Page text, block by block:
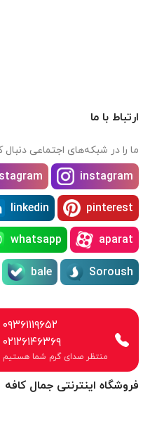
فروشگاه اینترنتی جمال کافه
ارتباط با ما
ما را در شبکه‌های اجتماعی دنبال
instagram
pinterest
linkedin
aparat
whatsapp
Soroush
bale
۰۹۳۶۱۱۱۹۶۵۲
۰۲۱۲۶۱۴۶۳۶۹
منتظر صدای گرم شما هستیم